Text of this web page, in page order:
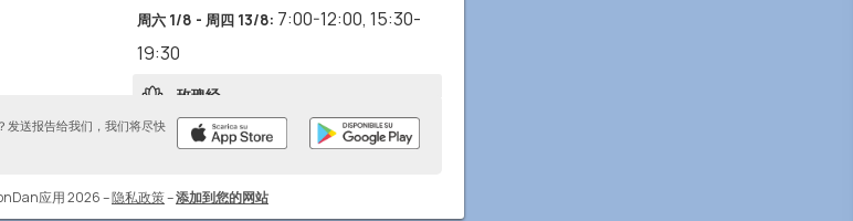
周六 1/8 - 周四 13/8: 7:00-12:00, 15:30-
19:30
玫瑰经
周六 1/8:17:10
发送报告给我们，我们将尽快
应用 2026–隐私政策–添加到您的网站